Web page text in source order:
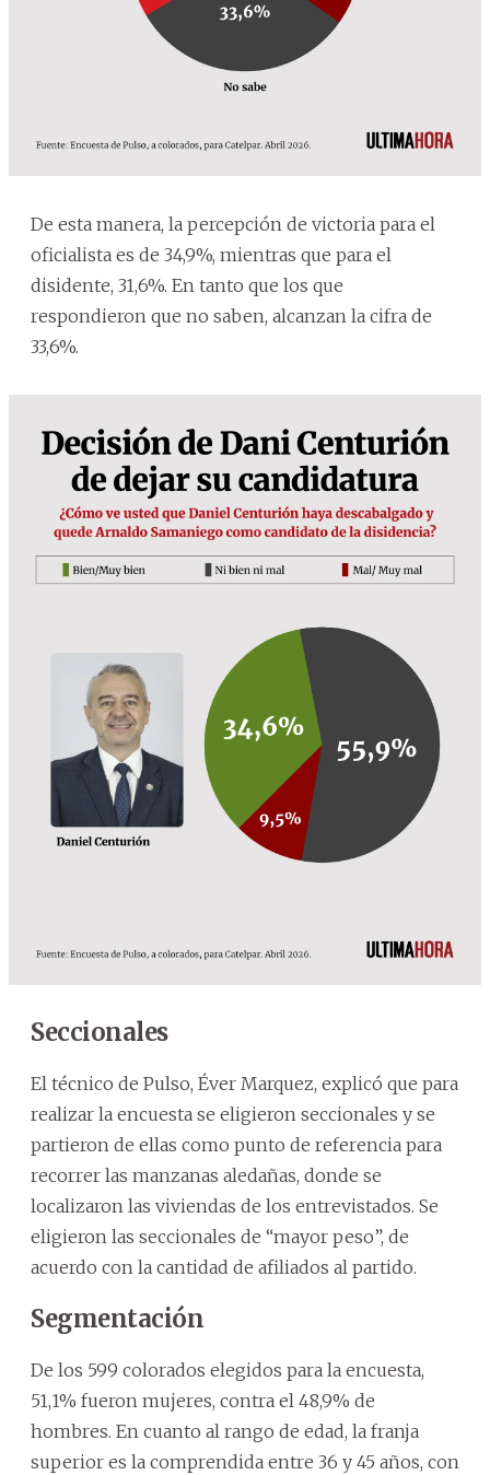
De esta manera, la percepción de victoria para el
oficialista es de 34,9%, mientras que para el
disidente, 31,6%. En tanto que los que
respondieron que no saben, alcanzan la cifra de
33,6%.
Seccionales
El técnico de Pulso, Éver Marquez, explicó que para
realizar la encuesta se eligieron seccionales y se
partieron de ellas como punto de referencia para
recorrer las manzanas aledañas, donde se
localizaron las viviendas de los entrevistados. Se
eligieron las seccionales de “mayor peso”, de
acuerdo con la cantidad de afiliados al partido.
Segmentación
De los 599 colorados elegidos para la encuesta,
51,1% fueron mujeres, contra el 48,9% de
hombres. En cuanto al rango de edad, la franja
superior es la comprendida entre 36 y 45 años, con